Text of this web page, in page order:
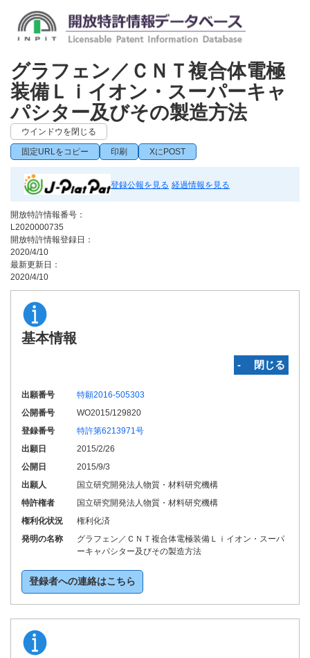
グラフェン／ＣＮＴ複合体電極
装備Ｌｉイオン・スーパーキャ
パシター及びその製造方法
ウインドウを閉じる
固定URLをコピー 印刷 XにPOST
登録公報を見る 経過情報を見る
開放特許情報番号：
L2020000735
開放特許情報登録日：
2020/4/10
最新更新日：
2020/4/10
基本情報
‐ 閉じる
出願番号
特願2016-505303
公開番号
WO2015/129820
登録番号
特許第6213971号
出願日
2015/2/26
公開日
2015/9/3
出願人
国立研究開発法人物質・材料研究機構
特許権者
国立研究開発法人物質・材料研究機構
権利化状況
権利化済
発明の名称
グラフェン／ＣＮＴ複合体電極装備Ｌｉイオン・スーパ
ーキャパシター及びその製造方法
登録者への連絡はこちら